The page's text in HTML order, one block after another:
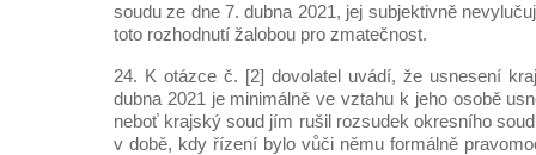
soudu ze dne 7. dubna 2021, jej subjektivně
toto rozhodnutí žalobou pro zmatečnost.
24. K otázce č. [2] dovolatel uvádí, že usnesení
dubna 2021 je minimálně ve vztahu k jeho osobě
neboť krajský soud jím rušil rozsudek okresního
v době, kdy řízení bylo vůči němu formálně